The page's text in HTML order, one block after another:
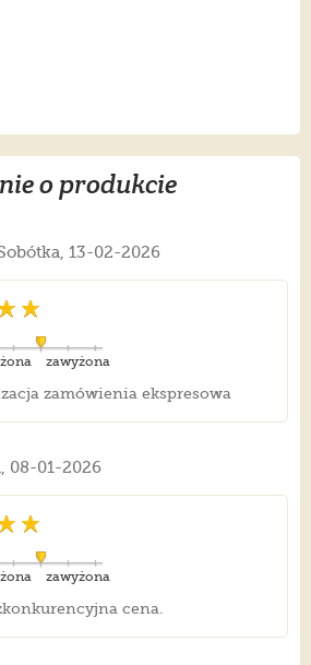
o produkcie
13-02-2026
zawyżona
zamówienia ekspresowa
08-01-2026
zawyżona
cena.